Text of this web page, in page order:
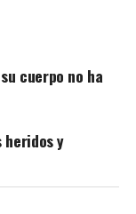
cuerpo no ha
heridos y